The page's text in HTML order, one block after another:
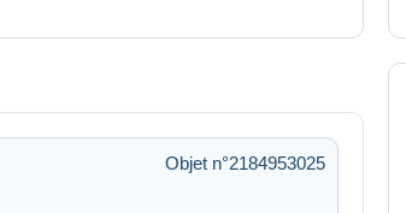
Objet n°2184953025